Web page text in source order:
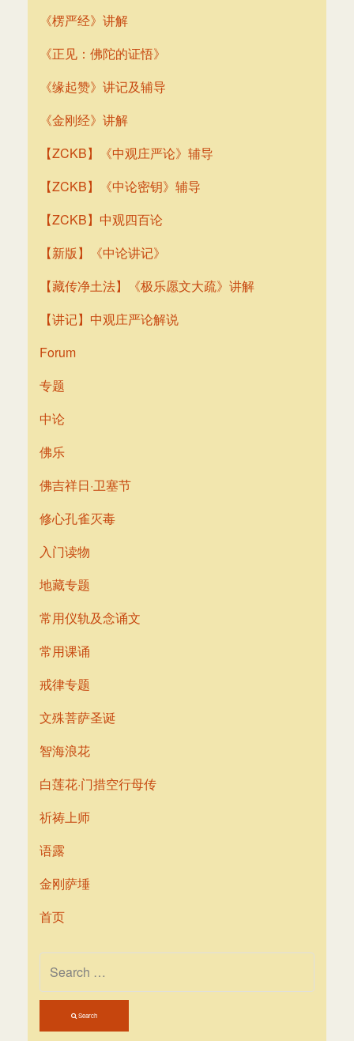
《楞严经》讲解
《正见：佛陀的证悟》
《缘起赞》讲记及辅导
《金刚经》讲解
【ZCKB】《中观庄严论》辅导
【ZCKB】《中论密钥》辅导
【ZCKB】中观四百论
【新版】《中论讲记》
【藏传净土法】《极乐愿文大疏》讲解
【讲记】中观庄严论解说
Forum
专题
中论
佛乐
佛吉祥日·卫塞节
修心孔雀灭毒
入门读物
地藏专题
常用仪轨及念诵文
常用课诵
戒律专题
文殊菩萨圣诞
智海浪花
白莲花·门措空行母传
祈祷上师
语露
金刚萨埵
首页
Search